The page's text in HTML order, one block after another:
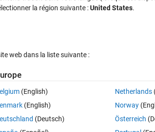
la région suivante :United States.
web dans la liste suivante :
(English)
(English)
(Deutsch)
Netherlands
Norway
Österreich